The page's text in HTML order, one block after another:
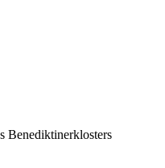
Benediktinerklosters